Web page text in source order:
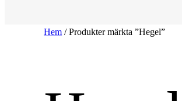
Hem / Produkter märkta ”Hegel”